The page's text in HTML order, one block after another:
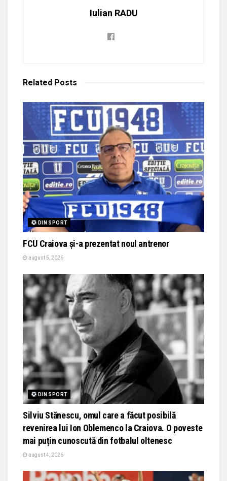
Iulian RADU
Related Posts
DIN SPORT
FCU Craiova și-a prezentat noul antrenor
august 5, 2026
DIN SPORT
Silviu Stănescu, omul care a făcut posibilă
revenirea lui Ion Oblemenco la Craiova. O poveste
mai puțin cunoscută din fotbalul oltenesc
august 4, 2026